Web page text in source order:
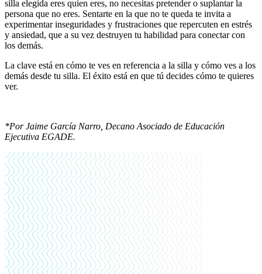
silla elegida eres quien eres, no necesitas pretender o suplantar la
persona que no eres. Sentarte en la que no te queda te invita a
experimentar inseguridades y frustraciones que repercuten en estrés
y ansiedad, que a su vez destruyen tu habilidad para conectar con
los demás.
La clave está en cómo te ves en referencia a la silla y cómo ves a los
demás desde tu silla. El éxito está en que tú decides cómo te quieres
ver.
*Por Jaime García Narro, Decano Asociado de Educación
Ejecutiva EGADE.